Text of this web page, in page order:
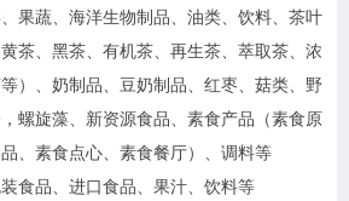
果蔬、海洋生物制品、油类、饮料、茶叶
黄茶、黑茶、有机茶、再生茶、萃取茶、浓
）、奶制品、豆奶制品、红枣、菇类、野
螺旋藻、新资源食品、素食产品（素食原
、素食点心、素食餐厅）、调料等
食品、进口食品、果汁、饮料等